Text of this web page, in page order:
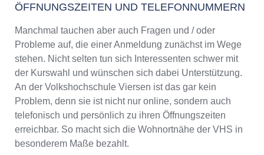
ÖFFNUNGSZEITEN UND TELEFONNUMMERN
Manchmal tauchen aber auch Fragen und / oder
Probleme auf, die einer Anmeldung zunächst im Wege
stehen. Nicht selten tun sich Interessenten schwer mit
der Kurswahl und wünschen sich dabei Unterstützung.
An der Volkshochschule Viersen ist das gar kein
Problem, denn sie ist nicht nur online, sondern auch
telefonisch und persönlich zu ihren Öffnungszeiten
erreichbar. So macht sich die Wohnortnähe der VHS in
besonderem Maße bezahlt.